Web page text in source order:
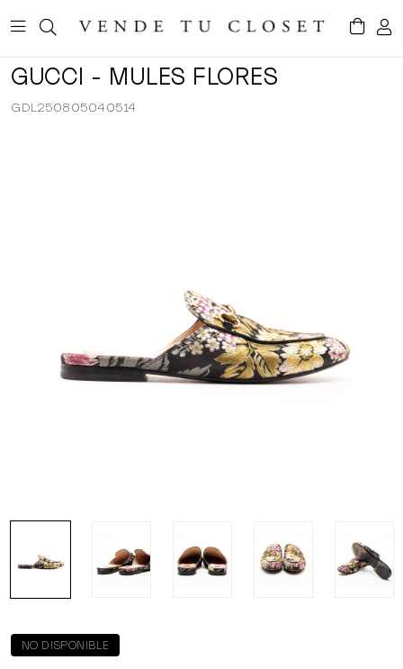
GUCCI - MULES FLORES
GDL250805040514
NO DISPONIBLE